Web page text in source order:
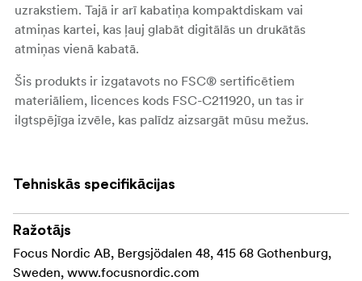
uzrakstiem. Tajā ir arī kabatiņa kompaktdiskam vai
atmiņas kartei, kas ļauj glabāt digitālās un drukātās
atmiņas vienā kabatā.
Šis produkts ir izgatavots no FSC® sertificētiem
materiāliem, licences kods FSC-C211920, un tas ir
ilgtspējīga izvēle, kas palīdz aizsargāt mūsu mežus.
Tehniskās specifikācijas
Ražotājs
Focus Nordic AB, Bergsjödalen 48, 415 68 Gothenburg,
Sweden, www.focusnordic.com